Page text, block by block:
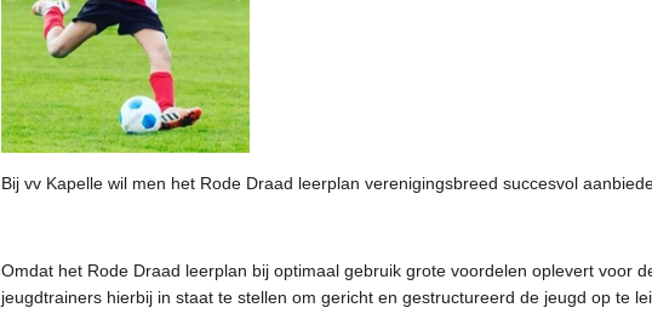
Bij vv Kapelle wil men het Rode Draad leerplan verenigingsbreed succesvol
Omdat het Rode Draad leerplan bij optimaal gebruik grote voordelen oplevert voor
jeugdtrainers hierbij in staat te stellen om gericht en gestructureerd de jeugd op te